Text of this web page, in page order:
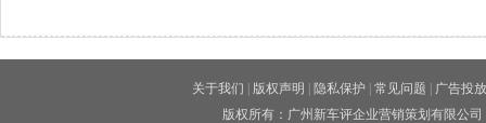
关于我们 版权声明 隐私保护 常见问题
广告投放
版权所有：广州新车评企业营销策划有限公